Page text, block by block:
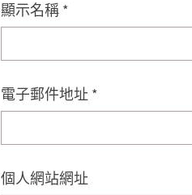
顯示名稱 *
電子郵件地址 *
個人網站網址